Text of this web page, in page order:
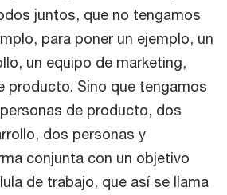
juntos, que no tengamos
para poner un ejemplo, un
un equipo de marketing,
producto. Sino que tengamos
de producto, dos
dos personas y
conjunta con un objetivo
de trabajo, que así se llama